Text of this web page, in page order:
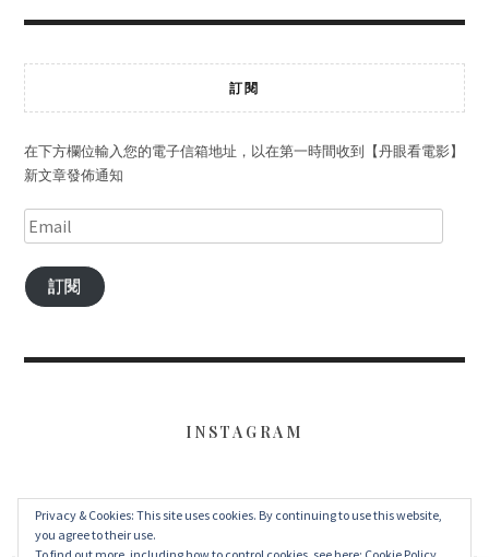
訂閱
在下方欄位輸入您的電子信箱地址，以在第一時間收到【丹眼看電影】
新文章發佈通知
訂閱
INSTAGRAM
FACEBOOK TWITTER INSTAGRAM
Privacy & Cookies: This site uses cookies. By continuing to use this website,
you agree to their use.